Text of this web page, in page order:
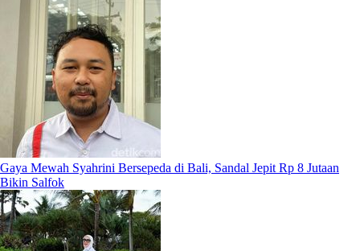
Gaya Mewah Syahrini Bersepeda di Bali, Sandal Jepit Rp 8 Jutaan
Bikin Salfok